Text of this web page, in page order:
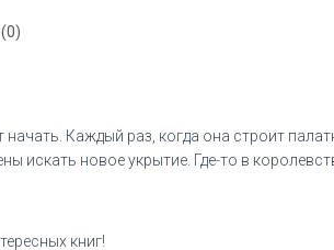
Каждый раз, когда она строит
искать новое укрытие. Где-то в
книг!